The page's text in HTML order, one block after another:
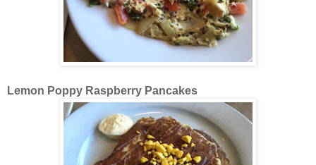
Lemon Poppy Raspberry Pancakes